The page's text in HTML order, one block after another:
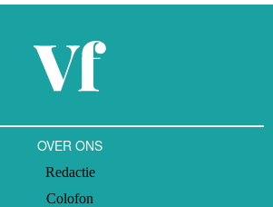
OVER ONS
Redactie
Colofon